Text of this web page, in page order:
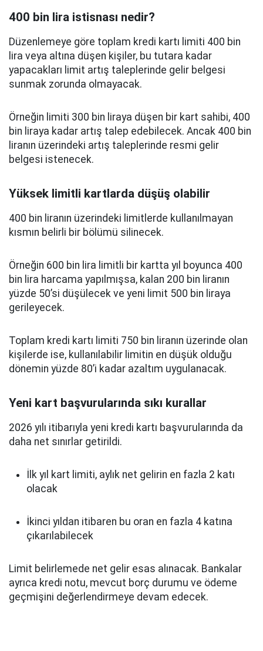
400 bin lira istisnası nedir?
Düzenlemeye göre toplam kredi kartı limiti 400 bin
lira veya altına düşen kişiler, bu tutara kadar
yapacakları limit artış taleplerinde gelir belgesi
sunmak zorunda olmayacak.
Örneğin limiti 300 bin liraya düşen bir kart sahibi, 400
bin liraya kadar artış talep edebilecek. Ancak 400 bin
liranın üzerindeki artış taleplerinde resmi gelir
belgesi istenecek.
Yüksek limitli kartlarda düşüş olabilir
400 bin liranın üzerindeki limitlerde kullanılmayan
kısmın belirli bir bölümü silinecek.
Örneğin 600 bin lira limitli bir kartta yıl boyunca 400
bin lira harcama yapılmışsa, kalan 200 bin liranın
yüzde 50’si düşülecek ve yeni limit 500 bin liraya
gerileyecek.
Toplam kredi kartı limiti 750 bin liranın üzerinde olan
kişilerde ise, kullanılabilir limitin en düşük olduğu
dönemin yüzde 80’i kadar azaltım uygulanacak.
Yeni kart başvurularında sıkı kurallar
2026 yılı itibarıyla yeni kredi kartı başvurularında da
daha net sınırlar getirildi.
İlk yıl kart limiti, aylık net gelirin en fazla 2 katı
olacak
İkinci yıldan itibaren bu oran en fazla 4 katına
çıkarılabilecek
Limit belirlemede net gelir esas alınacak. Bankalar
ayrıca kredi notu, mevcut borç durumu ve ödeme
geçmişini değerlendirmeye devam edecek.